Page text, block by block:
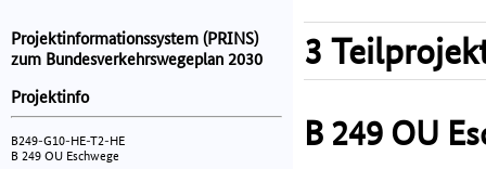
Projektinformationssystem (PRINS)
zum Bundesverkehrswegeplan 2030
Projektinfo
B249-G10-HE-T2-HE
B 249 OU Eschwege
3
B 249 OU